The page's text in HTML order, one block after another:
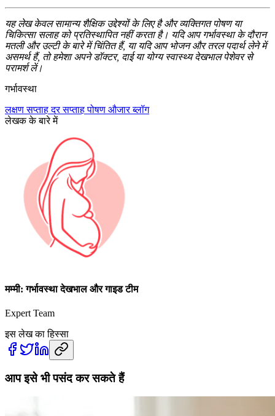
यह लेख केवल सामान्य शैक्षिक उद्देश्यों के लिए है और व्यक्तिगत पोषण या
चिकित्सा सलाह को प्रतिस्थापित नहीं करता है। यदि आप गर्भावस्था के दौरान
मतली और उल्टी के बारे में चिंतित हैं, या यदि आप भोजन और तरल पदार्थ लेने में
असमर्थ हैं, तो हमेशा अपने डॉक्टर, दाई या योग्य स्वास्थ्य देखभाल पेशेवर से
परामर्श लें।
गर्भावस्था
लक्षणसप्ताह दर सप्ताहपोषण औजारब्लॉग
लेखक के बारे में
मम्मी: गर्भावस्था देखभाल और गाइड टीम
Expert Team
इस लेख का हिस्सा
आप इसे भी पसंद कर सकते हैं